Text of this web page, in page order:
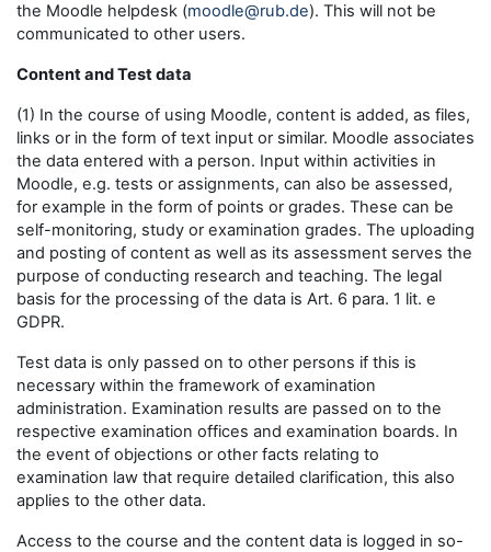
the Moodle helpdesk (moodle@rub.de). This will not be
communicated to other users.
Content and Test data
(1) In the course of using Moodle, content is added, as files,
links or in the form of text input or similar. Moodle associates
the data entered with a person. Input within activities in
Moodle, e.g. tests or assignments, can also be assessed,
for example in the form of points or grades. These can be
self-monitoring, study or examination grades. The uploading
and posting of content as well as its assessment serves the
purpose of conducting research and teaching. The legal
basis for the processing of the data is Art. 6 para. 1 lit. e
GDPR.
Test data is only passed on to other persons if this is
necessary within the framework of examination
administration. Examination results are passed on to the
respective examination offices and examination boards. In
the event of objections or other facts relating to
examination law that require detailed clarification, this also
applies to the other data.
Access to the course and the content data is logged in so-